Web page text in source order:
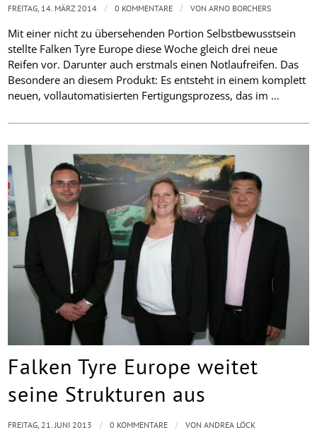
Mit einer nicht zu übersehenden Portion Selbstbewusstsein
stellte Falken Tyre Europe diese Woche gleich drei neue
Reifen vor. Darunter auch erstmals einen Notlaufreifen. Das
Besondere an diesem Produkt: Es entsteht in einem komplett
neuen, vollautomatisierten Fertigungsprozess, das im …
FREITAG, 14. MÄRZ 2014 / 0 KOMMENTARE / VONARNO BORCHERS
Falken Tyre Europe weitet
seine Strukturen aus
FREITAG, 21. JUNI 2013 / 0 KOMMENTARE / VONANDREA LÖCK